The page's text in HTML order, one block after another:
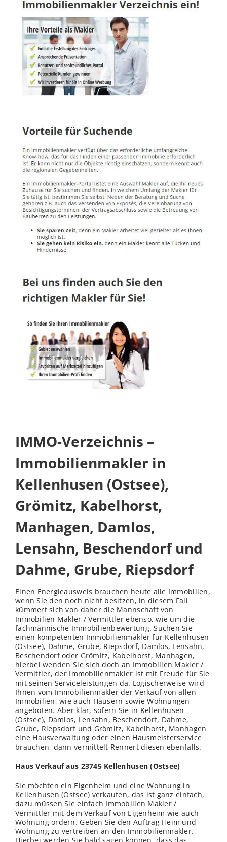
IMMO-Verzeichnis –
Immobilienmakler in
Kellenhusen (Ostsee),
Grömitz, Kabelhorst,
Manhagen, Damlos,
Lensahn, Beschendorf und
Dahme, Grube, Riepsdorf
Einen Energieausweis brauchen heute alle Immobilien,
wenn Sie den noch nicht besitzen, in diesem Fall
kümmert sich von daher die Mannschaft von
Immobilien Makler / Vermittler ebenso, wie um die
fachmännische Immobilienbewertung. Suchen Sie
einen kompetenten Immobilienmakler für Kellenhusen
(Ostsee), Dahme, Grube, Riepsdorf, Damlos, Lensahn,
Beschendorf oder Grömitz, Kabelhorst, Manhagen,
hierbeiwenden Sie sich doch an Immobilien Makler /
Vermittler, der Immobilienmakler ist mit Freude für Sie
mit seinen Serviceleistungen da. Logischerweise wird
Ihnen vom Immobilienmakler der Verkauf von allen
Immobilien, wie auch Häusern sowie Wohnungen
angeboten. Aber klar, sofern Sie in Kellenhusen
(Ostsee), Damlos, Lensahn, Beschendorf, Dahme,
Grube, Riepsdorf und Grömitz, Kabelhorst, Manhagen
eine Hausverwaltung oder einen Hausmeisterservice
brauchen, dann vermittelt Rennert diesen ebenfalls.
Haus Verkauf aus 23745 Kellenhusen (Ostsee)
Sie möchten ein Eigenheim und eine Wohnung in
Kellenhusen (Ostsee) verkaufen, das ist ganz einfach,
dazu müssen Sie einfach Immobilien Makler /
Vermittler mit dem Verkauf von Eigenheim wie auch
Wohnung ordern. Geben Sie den Auftrag Heim und
Wohnung zu vertreiben an den Immobilienmakler.